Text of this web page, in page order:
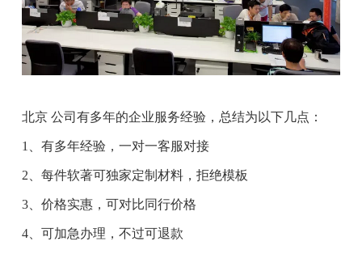
北京 公司有多年的企业服务经验，总结为以下几点：
1、有多年经验，一对一客服对接
2、每件软著可独家定制材料，拒绝模板
3、价格实惠，可对比同行价格
4、可加急办理，不过可退款